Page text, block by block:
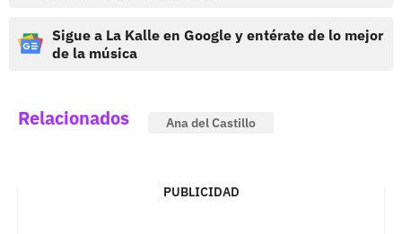
Sigue a La Kalle en Google y entérate de lo mejor
de la música
Relacionados Ana del Castillo
PUBLICIDAD